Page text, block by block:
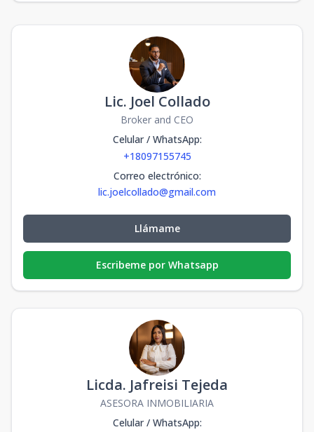
Lic. Joel Collado
Broker and CEO
Celular / WhatsApp:
+18097155745
Correo electrónico:
lic.joelcollado@gmail.com
Llámame
Escribeme por Whatsapp
Licda. Jafreisi Tejeda
ASESORA INMOBILIARIA
Celular / WhatsApp: